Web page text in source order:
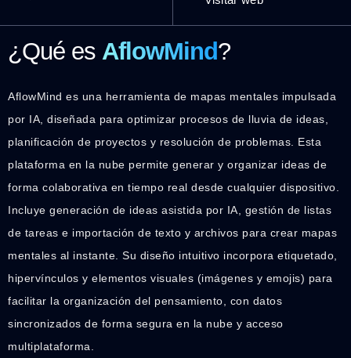
¿Qué es AflowMind?
AflowMind es una herramienta de mapas mentales impulsada
por IA, diseñada para optimizar procesos de lluvia de ideas,
planificación de proyectos y resolución de problemas. Esta
plataforma en la nube permite generar y organizar ideas de
forma colaborativa en tiempo real desde cualquier dispositivo.
Incluye generación de ideas asistida por IA, gestión de listas
de tareas e importación de texto y archivos para crear mapas
mentales al instante. Su diseño intuitivo incorpora etiquetado,
hipervínculos y elementos visuales (imágenes y emojis) para
facilitar la organización del pensamiento, con datos
sincronizados de forma segura en la nube y acceso
multiplataforma.